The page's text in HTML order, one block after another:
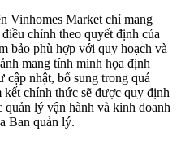
Vinhomes Market chỉ mang
chỉnh theo quyết định của
bảo phù hợp với quy hoạch và
mang tính minh họa định
nhật, bổ sung trong quá
chính thức sẽ được quy định
lý vận hành và kinh doanh
Ban quản lý.